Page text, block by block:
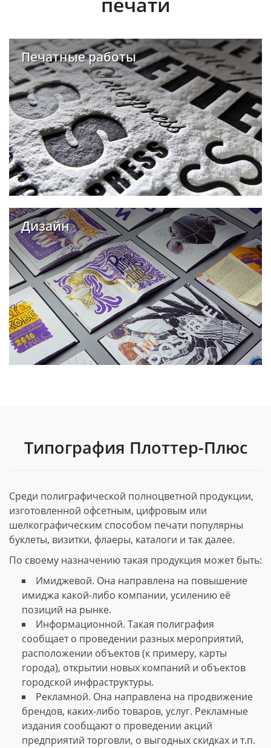
Печатные работы
Дизайн
Типография Плоттер-Плюс
Среди полиграфической полноцветной продукции,
изготовленной офсетным, цифровым или
шелкографическим способом печати популярны
буклеты, визитки, флаеры, каталоги и так далее.
По своему назначению такая продукция может быть:
Имиджевой. Она направлена на повышение
имиджа какой-либо компании, усилению её
позиций на рынке.
Информационной. Такая полиграфия
сообщает о проведении разных мероприятий,
расположении объектов (к примеру, карты
города), открытии новых компаний и объектов
городской инфраструктуры.
Рекламной. Она направлена на продвижение
брендов, каких-либо товаров, услуг. Рекламные
издания сообщают о проведении акций
предприятий торговли, о выгодных скидках и т.п.